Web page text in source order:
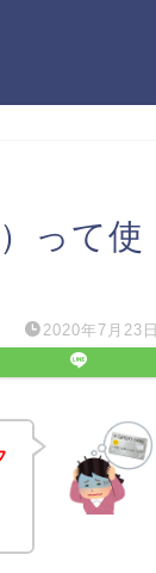
って使
2020年7月23日